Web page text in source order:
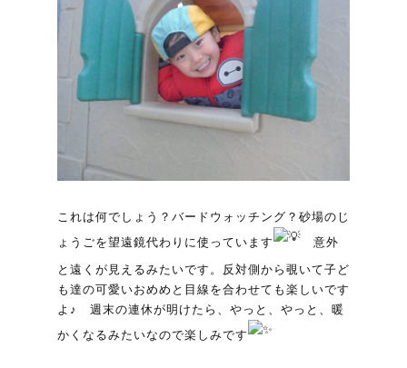
これは何でしょう？バードウォッチング？砂場のじ
ょうごを望遠鏡代わりに使っています
意外
と遠くが見えるみたいです。反対側から覗いて子ど
も達の可愛いおめめと目線を合わせても楽しいです
よ♪ 週末の連休が明けたら、やっと、やっと、暖
かくなるみたいなので楽しみです